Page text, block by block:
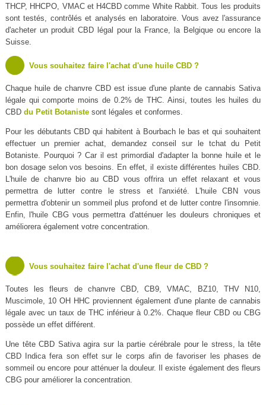
THCP, HHCPO, VMAC et H4CBD comme White Rabbit. Tous les produits
sont testés, contrôlés et analysés en laboratoire. Vous avez l'assurance
d'acheter un produit CBD légal pour la France, la Belgique ou encore la
Suisse.
Vous souhaitez faire l'achat d'une huile CBD ?
Chaque huile de chanvre CBD est issue d'une plante de cannabis Sativa
légale qui comporte moins de 0.2% de THC. Ainsi, toutes les huiles du
CBD du Petit Botanistesont légales et conformes.
Pour les débutants CBD qui habitent à Bourbach le bas et qui souhaitent
effectuer un premier achat, demandez conseil sur le tchat du Petit
Botaniste. Pourquoi ? Car il est primordial d'adapter la bonne huile et le
bon dosage selon vos besoins. En effet, il existe différentes huiles CBD.
L'huile de chanvre bio au CBD vous offrira un effet relaxant et vous
permettra de lutter contre le stress et l'anxiété. L'huile CBN vous
permettra d'obtenir un sommeil plus profond et de lutter contre l'insomnie.
Enfin, l'huile CBG vous permettra d'atténuer les douleurs chroniques et
améliorera également votre concentration.
Vous souhaitez faire l'achat d'une fleur de CBD ?
Toutes les fleurs de chanvre CBD, CB9, VMAC, BZ10, THV N10,
Muscimole, 10 OH HHC proviennent également d'une plante de cannabis
légale avec un taux de THC inférieur à 0.2%. Chaque fleur CBD ou CBG
possède un effet différent.
Une tête CBD Sativa agira sur la partie cérébrale pour le stress, la tête
CBD Indica fera son effet sur le corps afin de favoriser les phases de
sommeil ou encore pour atténuer la douleur. Il existe également des fleurs
CBG pour améliorer la concentration.